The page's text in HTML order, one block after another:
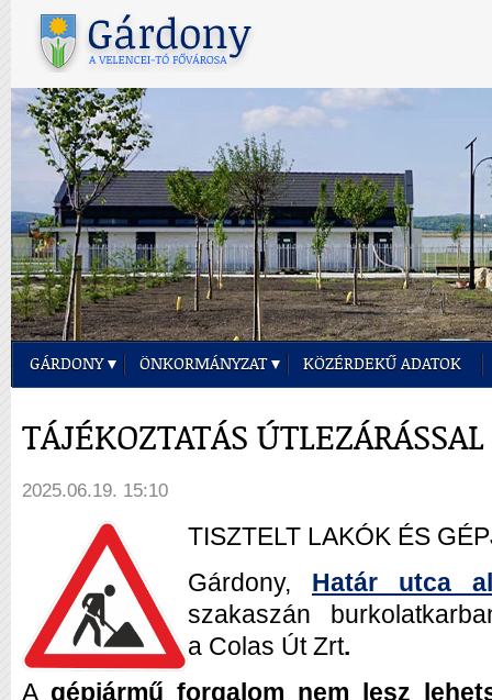
GÁRDONY ÖNKORMÁNYZAT KÖZÉRDEKŰ ADATOK
TÁJÉKOZTATÁS
2025.06.19. 15:10
TISZTELT LAKÓK ÉS
Gárdony, Határ utca
szakaszán
a Colas Út Zrt.
A gépjármű forgalom nem lesz